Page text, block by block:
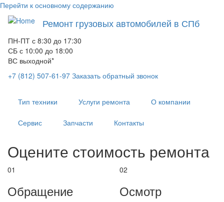
Перейти к основному содержанию
Ремонт грузовых автомобилей в СПб
ПН-ПТ с 8:30 до 17:30
СБ с 10:00 до 18:00
ВС выходной*
+7 (812) 507-61-97 Заказать обратный звонок
Тип техники Услуги ремонта О компании
Сервис Запчасти Контакты
Оцените стоимость ремонта
01
Обращение
02
Осмотр